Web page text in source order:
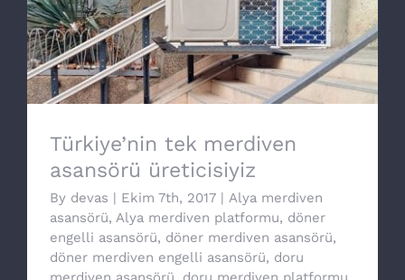
Türkiye’nin tek merdiven asansörü
üreticisiyiz
Türkiye’nin tek merdiven
asansörü üreticisiyiz
By devas | Ekim 7th, 2017 | Alya merdiven
asansörü, Alya merdiven platformu, döner
engelli asansörü, döner merdiven asansörü,
döner merdiven engelli asansörü, doru